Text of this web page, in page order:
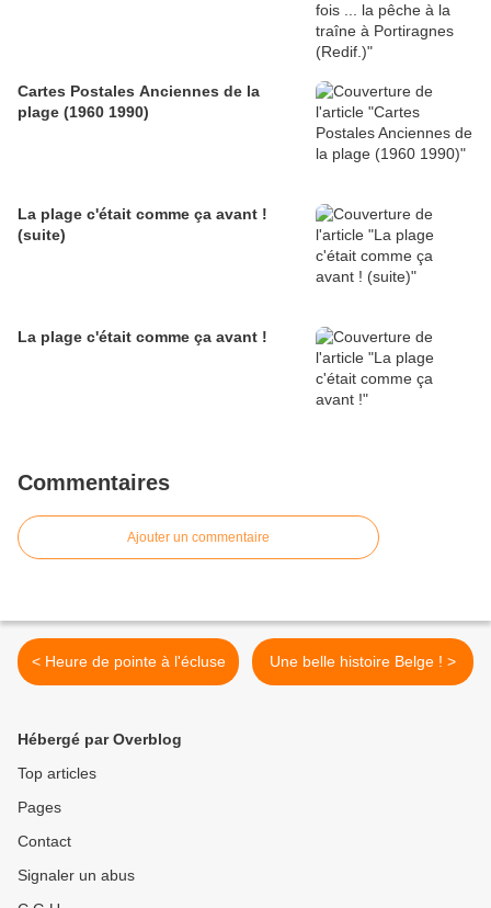
Cartes Postales Anciennes de la
plage (1960 1990)
La plage c'était comme ça avant !
(suite)
La plage c'était comme ça avant !
Commentaires
Ajouter un commentaire
< Heure de pointe à l'écluse Une belle histoire Belge ! >
Hébergé par Overblog
Top articles
Pages
Contact
Signaler un abus